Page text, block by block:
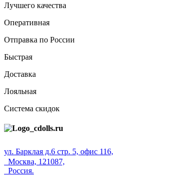
Лучшего качества
Оперативная
Отправка по России
Быстрая
Доставка
Лояльная
Система скидок
ул. Барклая д.6 стр. 5, офис 116,
Москва, 121087,
Россия.